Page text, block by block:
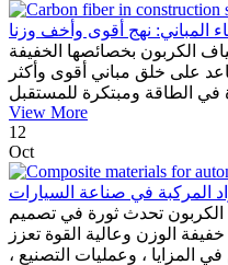
المباني: نهج أقوى وأخف وزنا
الكربون بخصائصها الخفيفة
على خلق مباني أقوى وأكثر
View More
12
Oct
المركبة في صناعة السيارات
تحدث ثورة في تصميم
الوزن وعالية القوة تعزز
في المزايا ، وعمليات التصنيع ،